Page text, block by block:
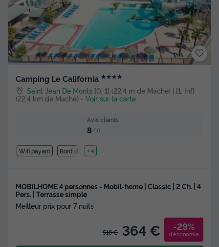
Camping Le California ★★★★
Saint Jean De Monts ]0, 1[ (22,4 m de Mache) | [1, Inf[
(22,4 km de Mache) - Voir sur la carte
Avis clients
8/10
Wifi payant Bord de mer
+ 4
MOBILHOME 4 personnes - Mobil-home | Classic | 2 Ch. | 4
Pers. | Terrasse simple
Meilleur prix pour 7 nuits
518 € 364 € -29%
d'économie